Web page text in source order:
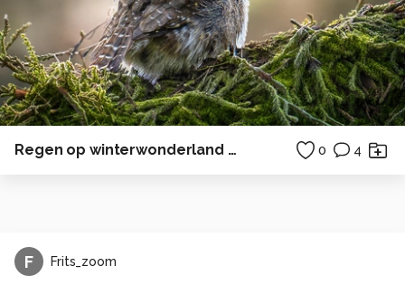
Regen op winterwonderland Maastricht 0 4
F Frits_zoom